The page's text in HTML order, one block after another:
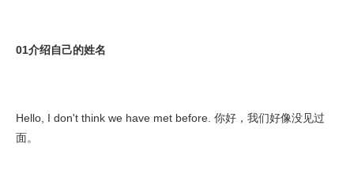
01介绍自己的姓名
Hello, I don't think we have met before. 你好，我们好像没见过
面。